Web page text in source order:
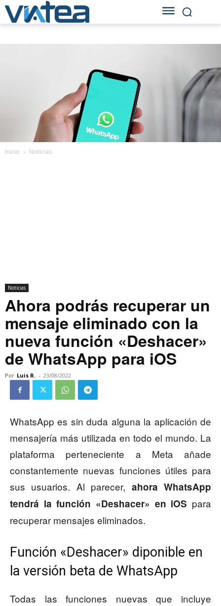
Inicio Noticias
Noticias
Ahora podrás recuperar un
mensaje eliminado con la
nueva función «Deshacer»
de WhatsApp para iOS
Por Luis R. - 23/08/2022
WhatsApp es sin duda alguna la aplicación de
mensajería más utilizada en todo el mundo. La
plataforma perteneciente a Meta añade
constantemente nuevas funciones útiles para
sus usuarios. Al parecer, ahora WhatsApp
tendrá la función «Deshacer» en iOS para
recuperar mensajes eliminados.
Función «Deshacer» diponible en
la versión beta de WhatsApp
Todas las funciones nuevas que incluye